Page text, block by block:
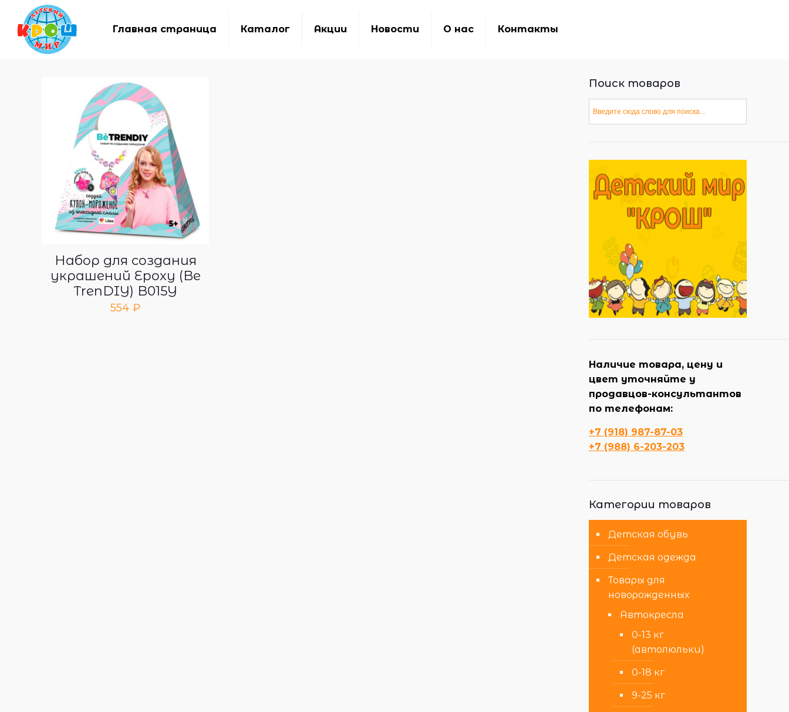
Главная страница Каталог Акции Новости О нас Контакты
Набор для создания
украшений Epoxy (Be
TrenDIY) B015Y
554 ₽
Поиск товаров
Наличие товара, цену и
цвет уточняйте у
продавцов-консультантов
по телефонам:
+7 (918) 987-87-03
+7 (988) 6-203-203
Категории товаров
Детская обувь
Детская одежда
Товары для
новорожденных
Автокресла
0-13 кг
(автолюльки)
0-18 кг
9-25 кг